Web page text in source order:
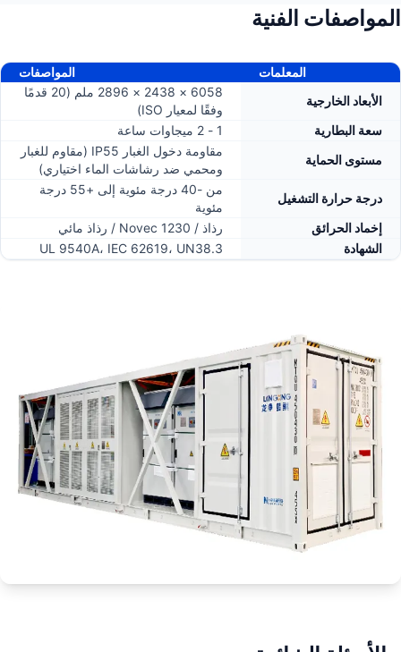
المواصفات الفنية
المعلمات
المواصفات
الأبعاد الخارجية
6058 × 2438 × 2896 ملم (20 قدمًا
وفقًا لمعيار ISO)
سعة البطارية
1 - 2 ميجاوات ساعة
مستوى الحماية
مقاومة دخول الغبار IP55 (مقاوم للغبار
ومحمي ضد رشاشات الماء اختياري)
درجة حرارة التشغيل
من -40 درجة مئوية إلى +55 درجة
مئوية
إخماد الحرائق
رذاذ / Novec 1230 / رذاذ مائي
الشهادة
UL 9540A، IEC 62619، UN38.3